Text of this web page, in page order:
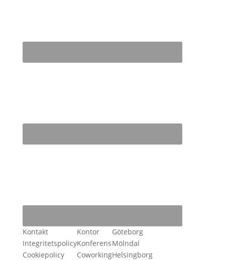
Kontakt
Integritetspolicy
Cookiepolicy
Kontor
Konferens
Coworking
Göteborg
Mölndal
Helsingborg